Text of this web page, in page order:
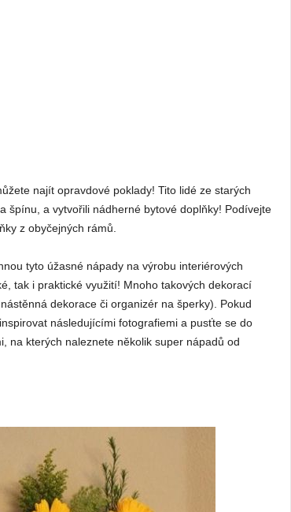
najít opravdové poklady! Tito lidé ze starých
špínu, a vytvořili nádherné bytové doplňky! Podívejte
z obyčejných rámů.
tyto úžasné nápady na výrobu interiérových
tak i praktické využití! Mnoho takových dekorací
dekorace či organizér na šperky). Pokud
následujícími fotografiemi a pusťte se do
na kterých naleznete několik super nápadů od